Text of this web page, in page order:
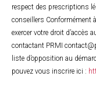
respect des prescriptions
conseillers Conformément
exercer votre droit d’accès
contactant PRMI
liste d’opposition au
pouvez vous inscrire ici :